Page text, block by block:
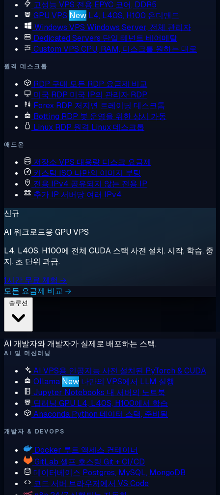
고성능 VPS 전용 EPYC 코어, DDR5
GPU VPS New L4, L40S, H100 온디맨드
Windows VPS Windows Server, 전체 관리자
Dedicated Servers 단일 테넌트 베어메탈
Custom VPS CPU, RAM, 디스크를 원하는 대로
원격 데스크톱
RDP 구매 모든 RDP 요금제 비교
미국 RDP 미국 IP의 관리자 RDP
Forex RDP 저지연 트레이딩 데스크톱
Botting RDP 봇 운영을 위한 상시 가동
Linux RDP 원격 Linux 데스크톱
애드온
저장소 VPS 대용량 디스크 요금제
커스텀 ISO 나만의 이미지 부팅
전용 IPv4 공유되지 않는 전용 IP
추가 IP 서버당 여러 IPv4
신규
AI 워크로드용 GPU VPS
L4, L40S, H100에 전체 CUDA 스택 사전 설치. 시작, 학습, 중
지. 초 단위 과금.
1시간 무료 체험 →
모든 요금제 비교 →
AI 개발자와 개발자가 실제로 배포하는 스택.
AI 및 머신러닝
AI VPS용 인공지능 사전 설치된 PyTorch & CUDA
Ollama New 나만의 VPS에서 LLM 실행
Jupyter Notebooks 내 서버의 노트북
딥러닝 GPU L4, L40S, H100에서 학습
Anaconda Python 데이터 스택, 준비됨
개발자 & DEVOPS
Docker 루트 액세스 컨테이너
GitLab 셀프 호스팅 Git + CI/CD
데이터베이스 Postgres, MySQL, MongoDB
코드 서버 브라우저에서 VS Code